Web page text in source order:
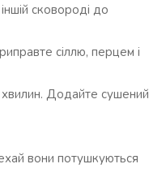
сковороді до
сіллю, перцем і
Додайте сушений
вони потушкуються